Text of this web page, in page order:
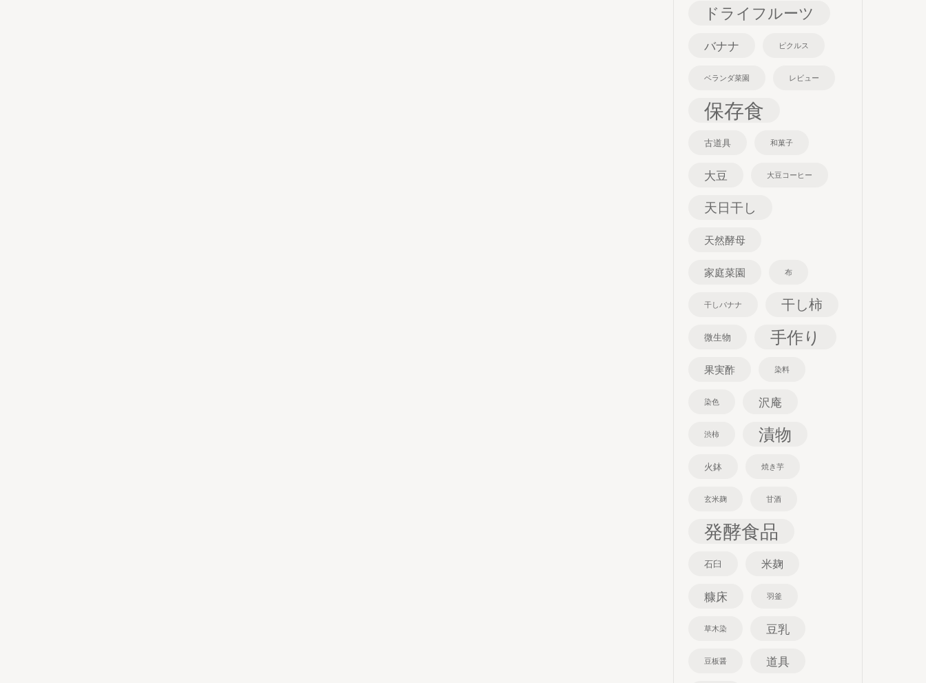
ドライフルーツ
バナナ ピクルス
ベランダ菜園 レビュー
保存食
古道具 和菓子
大豆 大豆コーヒー
天日干し
天然酵母
家庭菜園 布
干しバナナ 干し柿
微生物 手作り
果実酢 染料
染色 沢庵
渋柿 漬物
火鉢 焼き芋
玄米麹 甘酒
発酵食品
石臼 米麹
糠床 羽釜
草木染 豆乳
豆板醤 道具